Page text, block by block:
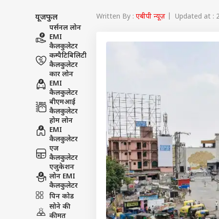
यूजफुल
पर्सनल लोन
EMI
कैलकुलेटर
कम्पैटिबिलिटी
कैलकुलेटर
कार लोन
EMI
कैलकुलेटर
बीएमआई
कैलकुलेटर
होम लोन
EMI
कैलकुलेटर
एज
कैलकुलेटर
एजुकेशन
लोन EMI
कैलकुलेटर
पिन कोड
सोने की
कीमत
Written By : एबीपी न्यूज़ | Updated at :
हॅलो गेस्ट